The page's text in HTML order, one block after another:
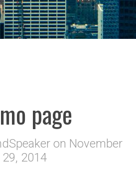
page
on November
29, 2014